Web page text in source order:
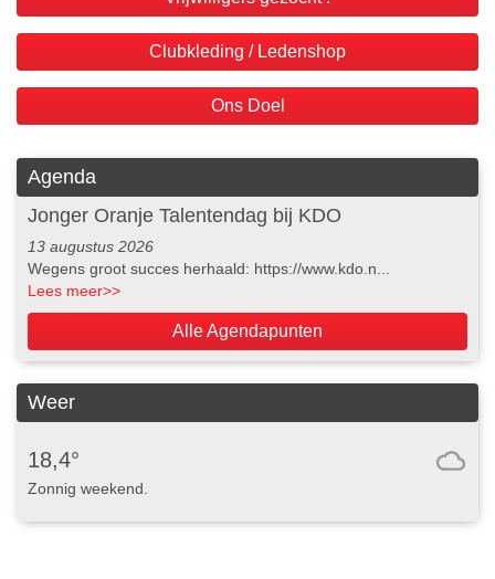
Clubkleding / Ledenshop
Ons Doel
Agenda
Jonger Oranje Talentendag bij KDO
13 augustus 2026
Wegens groot succes herhaald: https://www.kdo.n...
Lees meer>>
Alle Agendapunten
Weer
18,4°
Zonnig weekend